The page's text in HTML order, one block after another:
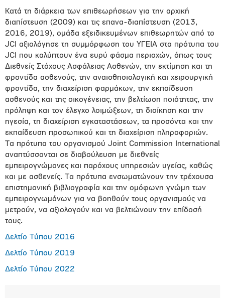
Κατά τη διάρκεια των επιθεωρήσεων για την αρχική
διαπίστευση (2009) και τις επανα-διαπίστευση (2013,
2016, 2019), ομάδα εξειδικευμένων επιθεωρητών από το
JCI αξιολόγησε τη συμμόρφωση του ΥΓΕΙΑ στα πρότυπα του
JCI που καλύπτουν ένα ευρύ φάσμα περιοχών, όπως τους
Διεθνείς Στόχους Ασφάλειας Ασθενών, την εκτίμηση και τη
φροντίδα ασθενούς, την αναισθησιολογική και χειρουργική
φροντίδα, την διαχείριση φαρμάκων, την εκπαίδευση
ασθενούς και της οικογένειας, την βελτίωση ποιότητας, την
πρόληψη και τον έλεγχο λοιμώξεων, τη διοίκηση και την
ηγεσία, τη διαχείριση εγκαταστάσεων, τα προσόντα και την
εκπαίδευση προσωπικού και τη διαχείριση πληροφοριών.
Τα πρότυπα του οργανισμού Joint Commission International
αναπτύσσονται σε διαβούλευση με διεθνείς
εμπειρογνώμονες και παρόχους υπηρεσιών υγείας, καθώς
και με ασθενείς. Τα πρότυπα ενσωματώνουν την τρέχουσα
επιστημονική βιβλιογραφία και την ομόφωνη γνώμη των
εμπειρογνωμόνων για να βοηθούν τους οργανισμούς να
μετρούν, να αξιολογούν και να βελτιώνουν την επίδοσή
τους.
Δελτίο Τύπου 2016
Δελτίο Τύπου 2019
Δελτίο Τύπου 2022